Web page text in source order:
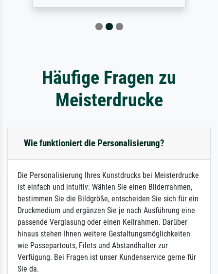
Häufige Fragen zu
Meisterdrucke
Wie funktioniert die Personalisierung?
Die Personalisierung Ihres Kunstdrucks bei Meisterdrucke
ist einfach und intuitiv: Wählen Sie einen Bilderrahmen,
bestimmen Sie die Bildgröße, entscheiden Sie sich für ein
Druckmedium und ergänzen Sie je nach Ausführung eine
passende Verglasung oder einen Keilrahmen. Darüber
hinaus stehen Ihnen weitere Gestaltungsmöglichkeiten
wie Passepartouts, Filets und Abstandhalter zur
Verfügung. Bei Fragen ist unser Kundenservice gerne für
Sie da.